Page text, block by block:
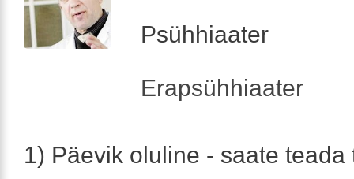
Psühhiaater
Erapsühhiaater
1) Päevik oluline - saate teada